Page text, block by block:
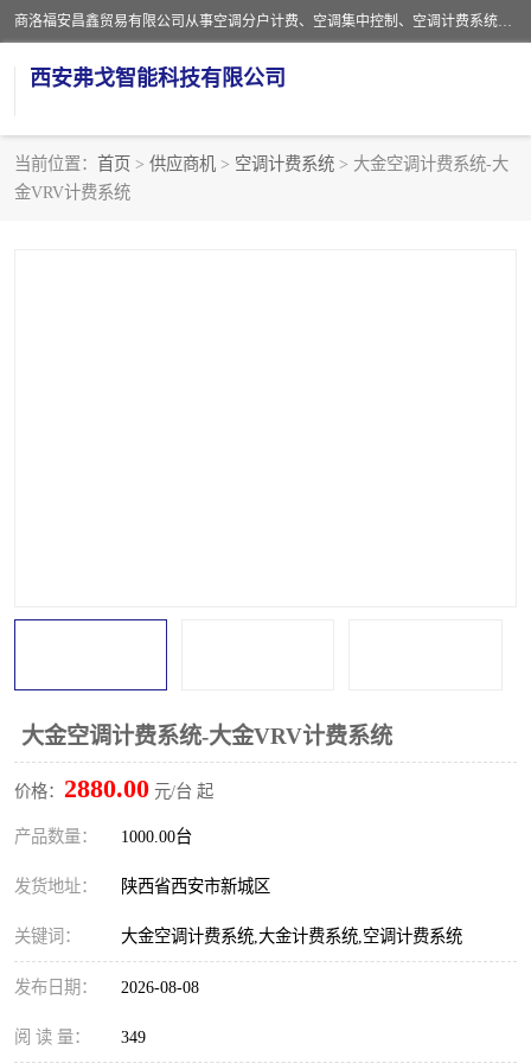
商洛福安昌鑫贸易有限公司从事空调分户计费、空调集中控制、空调计费系统、空调远程控制、中央空调分户计费、中央空调集中控制等产品的销售与安装。。语音控制，解放双手，让用户畅享安全、健康、便利、舒适、节能、愉悦的物联网智慧生活，我们竭诚为您提供住宅、别墅、公寓的智能家居化、智能办公化，智能酒店的解决方案。
西安弗戈智能科技有限公司
当前位置： 首页 > 供应商机 > 空调计费系统 > 大金空调计费系统-大
金VRV计费系统
大金空调计费系统-大金VRV计费系统
价格： 2880.00 元/台 起
产品数量： 1000.00台
发货地址： 陕西省西安市新城区
关键词： 大金空调计费系统,大金计费系统,空调计费系统
发布日期： 2026-08-08
阅 读 量： 349